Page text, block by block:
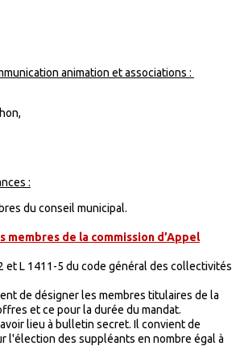
animation et associations :
:
du conseil municipal.
membres de la commission d’Appel
et L 1411-5 du code général des collectivités
de désigner les membres titulaires de la
et ce pour la durée du mandat.
lieu à bulletin secret. Il convient de
l'élection des suppléants en nombre égal à